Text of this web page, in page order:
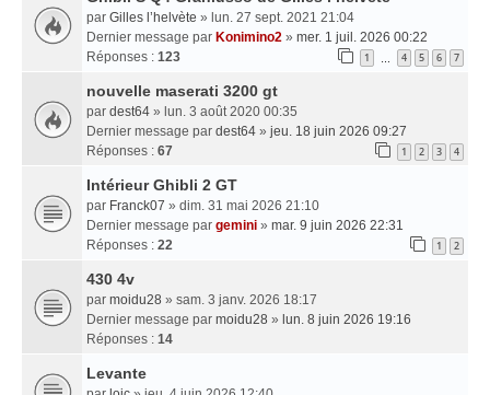
par Gilles l’helvète » lun. 27 sept. 2021 21:04
Dernier message par Konimino2 » mer. 1 juil. 2026 00:22
Réponses : 123 1 4 5 6 7
nouvelle maserati 3200 gt
par dest64 » lun. 3 août 2020 00:35
Dernier message par dest64 » jeu. 18 juin 2026 09:27
Réponses : 67 1 2 3 4
Intérieur Ghibli 2 GT
par Franck07 » dim. 31 mai 2026 21:10
Dernier message par gemini » mar. 9 juin 2026 22:31
Réponses : 22 1 2
430 4v
par moidu28 » sam. 3 janv. 2026 18:17
Dernier message par moidu28 » lun. 8 juin 2026 19:16
Réponses : 14
Levante